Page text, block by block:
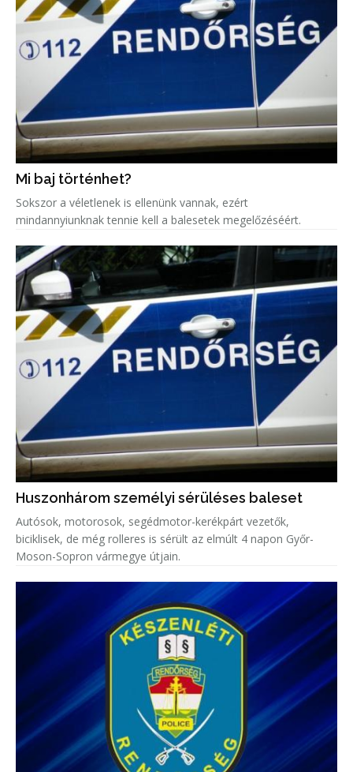
Mi baj történhet?
Sokszor a véletlenek is ellenünk vannak, ezért
mindannyiunknak tennie kell a balesetek megelőzéséért.
Huszonhárom személyi sérüléses baleset
Autósok, motorosok, segédmotor-kerékpárt vezetők,
biciklisek, de még rolleres is sérült az elmúlt 4 napon Győr-
Moson-Sopron vármegye útjain.